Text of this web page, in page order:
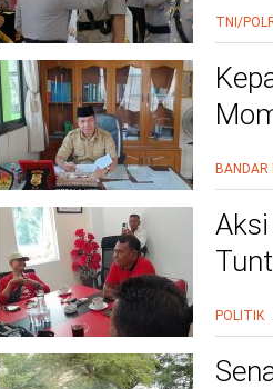
TNI/
BANDAR
POLITIK